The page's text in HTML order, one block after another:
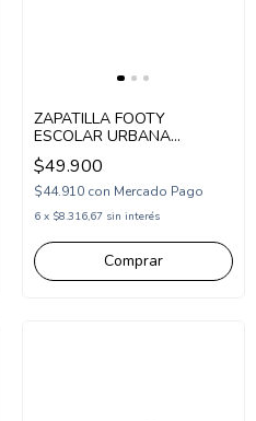
ZAPATILLA FOOTY
ESCOLAR URBANA
ACORDONADA 34-39
BLANCO ROSA
(SCH64/1BRS)
$49.900
$44.910 con Mercado Pago
6 x $8.316,67 sin interés
Comprar